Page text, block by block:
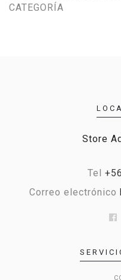
CATEGORÍA
Store
Tel
Correo electrónico